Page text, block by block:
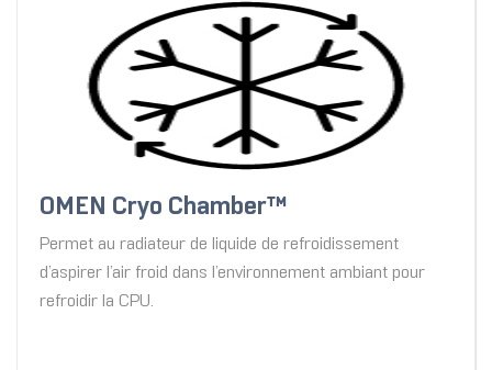
OMEN Cryo Chamber™
Permet au radiateur de liquide de refroidissement
d’aspirer l’air froid dans l’environnement ambiant pour
refroidir la CPU.